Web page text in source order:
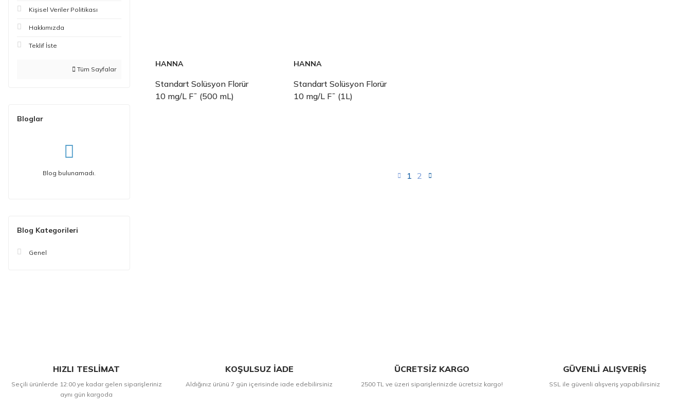
Kişisel Veriler Politikası
Hakkımızda
Teklif İste
Tüm Sayfalar
Bloglar
Blog bulunamadı.
Blog Kategorileri
Genel
HANNA
Standart Solüsyon Florür
10 mg/L F¯ (500 mL)
HANNA
Standart Solüsyon Florür
10 mg/L F¯ (1L)
1 2
HIZLI TESLİMAT
Seçili ürünlerde 12:00 ye kadar gelen siparişleriniz
aynı gün kargoda
KOŞULSUZ İADE
Aldığınız ürünü 7 gün içerisinde iade edebilirsiniz
ÜCRETSİZ KARGO
2500 TL ve üzeri siparişlerinizde ücretsiz kargo!
GÜVENLİ ALIŞVERİŞ
SSL ile güvenli alışveriş yapabilirsiniz